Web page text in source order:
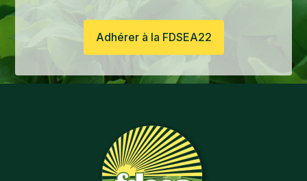
Adhérer à la FDSEA22